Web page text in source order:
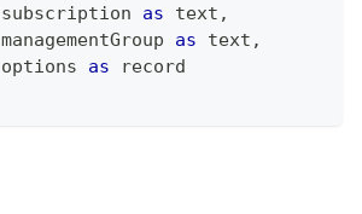
subscription as text ,
managementGroup as text ,
options as
record